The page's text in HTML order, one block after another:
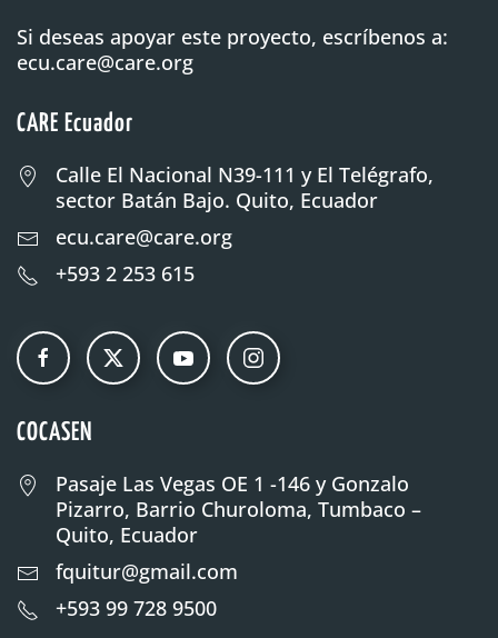
Si deseas apoyar este proyecto, escríbenos a:
ecu.care@care.org
CARE Ecuador
Calle El Nacional N39-111 y El Telégrafo,
sector Batán Bajo. Quito, Ecuador
ecu.care@care.org
+593 2 253 615
COCASEN
Pasaje Las Vegas OE 1 -146 y Gonzalo
Pizarro, Barrio Churoloma, Tumbaco –
Quito, Ecuador
fquitur@gmail.com
+593 99 728 9500